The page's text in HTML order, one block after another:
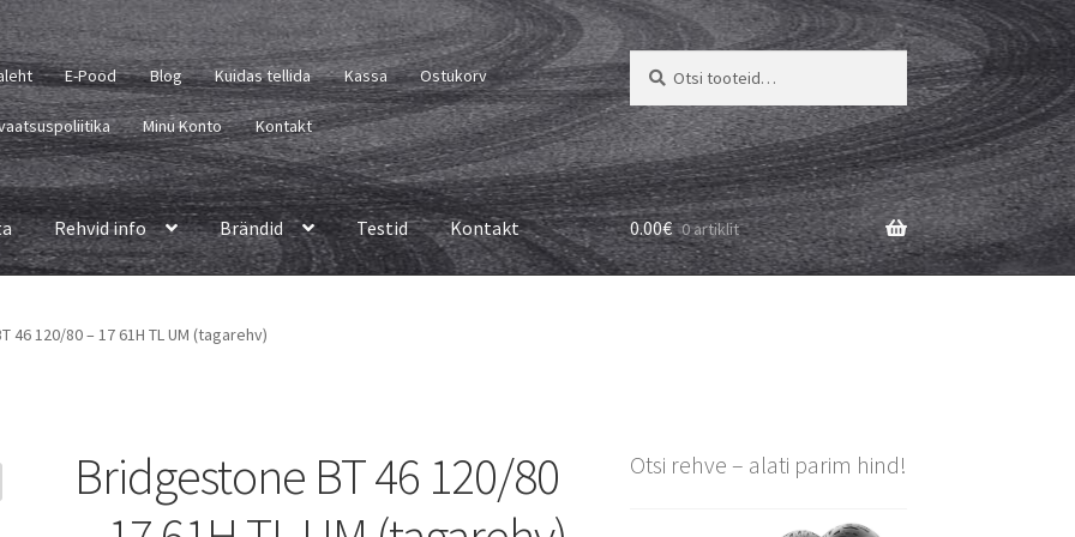
E-Pood Blog Kuidas tellida Kassa Ostukorv
Minu Konto Kontakt
Otsi:
Otsi
Rehvid info Brändid Testid Kontakt 0.00€ 0 artiklit
46 120/80 – 17 61H TL UM (tagarehv)
Bridgestone BT 46 120/80
Otsi rehve – alati parim hind!